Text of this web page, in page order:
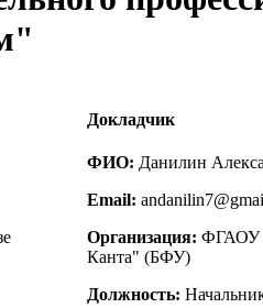
Докладчик
ФИО: Данилин
Email:
Организация: ФГАОУ
Канта" (БФУ)
Должность: